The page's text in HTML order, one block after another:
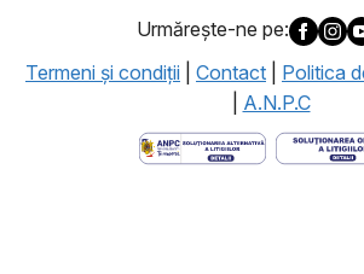
Urmăreşte-ne pe:
Termeni şi condiţii
Contact
Politica
A.N.P.C